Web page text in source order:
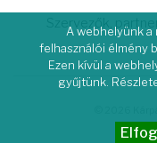
Szervezők,
A webhelyünk
felhasználói élmény
Ezen kívül a
gyűjtünk.